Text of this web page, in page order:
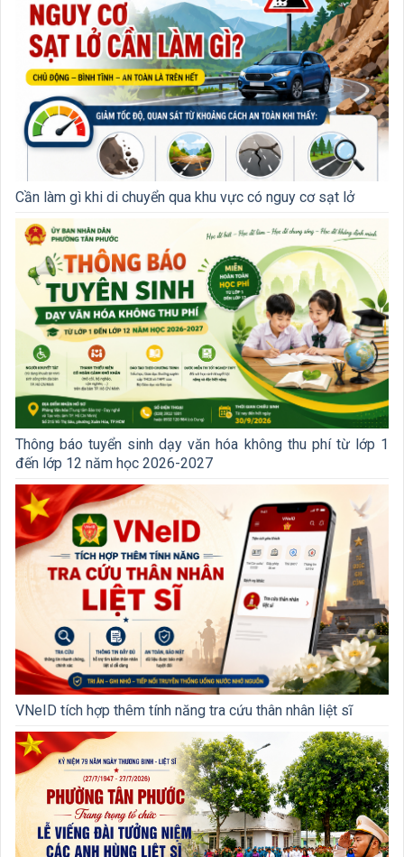
Cần làm gì khi di chuyển qua khu vực có nguy cơ sạt lở
Thông báo tuyển sinh dạy văn hóa không thu phí từ lớp 1
đến lớp 12 năm học 2026-2027
VNeID tích hợp thêm tính năng tra cứu thân nhân liệt sĩ